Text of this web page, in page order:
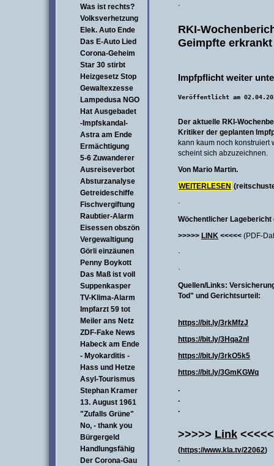
Was ist rechts?
Volksverhetzung
Elek. Auto Ende
Das E-Auto Lied
Corona-Geheim
Star 30 stirbt
Heizgesetz Stop
Gewaltexzesse
Lampedusa NGO
Hat Ausgebadet
-Impfskandal-
Astra am Ende
Ermächtigung
5-6 Zuwanderer
Ausreiseverbot
Absturzanalyse
Getreideschiffe
Fischvergiftung
Raubtier-Alarm
Eisessen obszön
Vergewaltigung
Görli einzäunen
Penny Boykott
Das Maß ist voll
Suppenkasper
TV-Klima-Alarm
Impfarzt 59 tot
Meiler ans Netz
ZDF-Fake News
Habeck am Ende
- Myokarditis -
Hass und Hetze
Asyl-Tourismus
Stephan Kramer
13. August 1961
"Zufalls Grüne"
No, - thank you
Bürgergeld
Handlungsfähig
Der Corona-Gau
·
RKI-
Geimpfte
Impfpflicht weiter
Veröffentlicht am
Der aktuelle RKI-
Kritiker der geplanten
kann kaum noch konstruiert
scheint sich abzuzeichnen.
Von Mario Martin.
WEITERLESEN
·
Wöchentlicher Lagebericht
>>>>> LINK <<<<< (PDF-
·
·
Quellen/Links:
Tod" und Gerichtsurteil:
https://bit.ly/3rkMfzJ
https://bit.ly/3Hqa2nI
https://bit.ly/3rkO5k5
https://bit.ly/3GmKGWq
.
.
.
>>>>> Link <<<<<
(https://www.kla.tv/22062)
·